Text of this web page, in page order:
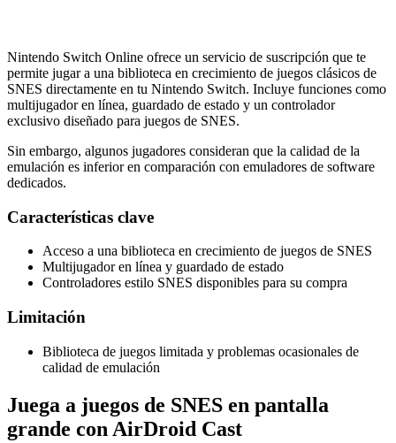
Nintendo Switch Online ofrece un servicio de suscripción que te
permite jugar a una biblioteca en crecimiento de juegos clásicos de
SNES directamente en tu Nintendo Switch. Incluye funciones como
multijugador en línea, guardado de estado y un controlador
exclusivo diseñado para juegos de SNES.
Sin embargo, algunos jugadores consideran que la calidad de la
emulación es inferior en comparación con emuladores de software
dedicados.
Características clave
Acceso a una biblioteca en crecimiento de juegos de SNES
Multijugador en línea y guardado de estado
Controladores estilo SNES disponibles para su compra
Limitación
Biblioteca de juegos limitada y problemas ocasionales de
calidad de emulación
Juega a juegos de SNES en pantalla
grande con AirDroid Cast